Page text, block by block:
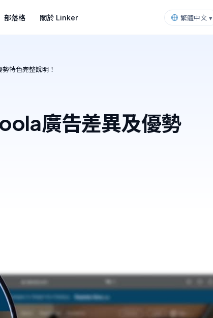
部落格 關於 Linker 繁體中文 ▾
特色完整說明！
廣告差異及優勢